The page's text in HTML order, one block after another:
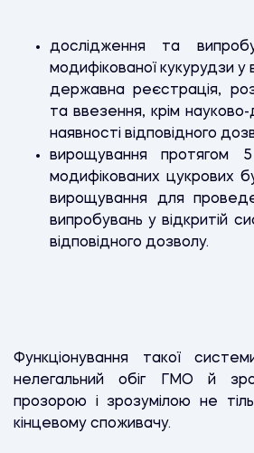
дослідження та
модифікованої кукурудзи у
державна реєстрація,
та ввезення, крім науково-
наявності відповідного
вирощування протягом
модифікованих цукрових
вирощування для
випробувань у відкритій
відповідного дозволу.
Функціонування такої
нелегальний обіг ГМО й
прозорою і зрозумілою не
кінцевому споживачу.